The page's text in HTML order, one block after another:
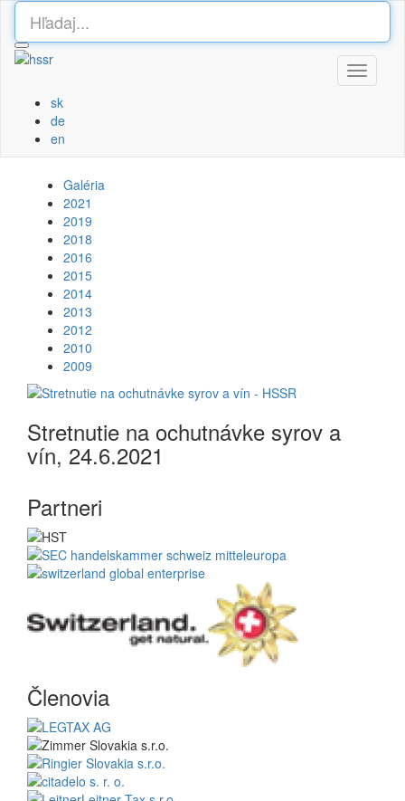
Toggle
sk
de
en
Galéria
2021
2019
2018
2016
2015
2014
2013
2012
2010
2009
Stretnutie na ochutnávke syrov a
vín, 24.6.2021
Partneri
Členovia